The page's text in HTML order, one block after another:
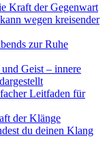
Kraft der Gegenwart
zur Ruhe
Leitfaden für
du deinen Klang